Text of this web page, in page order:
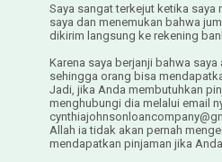
Saya sangat terkejut ketika
saya dan menemukan bahwa
dikirim langsung ke rekening
Karena saya berjanji bahwa
sehingga orang bisa
Jadi, jika Anda membutuhkan
menghubungi dia melalui email
Allah ia tidak akan pernah
mendapatkan pinjaman jika